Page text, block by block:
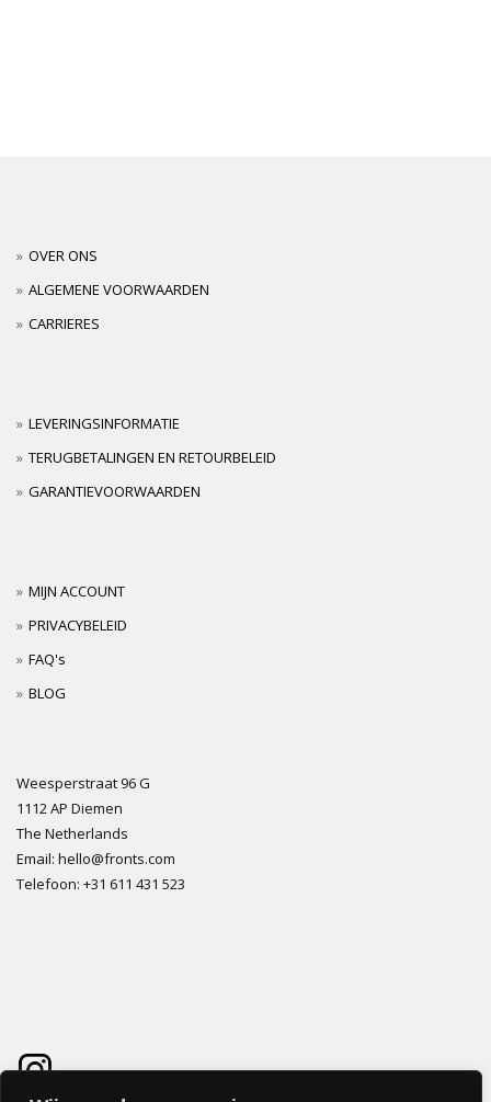
OVER ONS
ALGEMENE VOORWAARDEN
CARRIERES
LEVERINGSINFORMATIE
TERUGBETALINGEN EN RETOURBELEID
GARANTIEVOORWAARDEN
MIJN ACCOUNT
PRIVACYBELEID
FAQ's
BLOG
Weesperstraat 96 G
1112 AP Diemen
The Netherlands
Email: hello@fronts.com
Telefoon: +31 611 431 523